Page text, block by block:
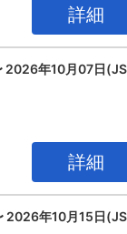
詳細
2026年10月07日
詳細
2026年10月15日